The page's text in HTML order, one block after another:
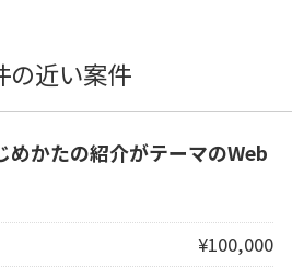
の近い案件
めかたの紹介がテーマのWeb
¥100,000